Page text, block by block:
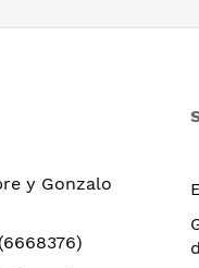
y Gonzalo